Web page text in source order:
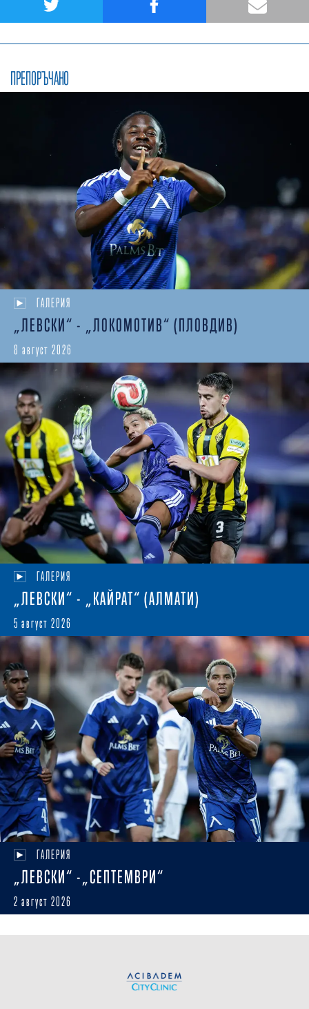
ПРЕПОРЪЧАНО
ГАЛЕРИЯ
„ЛЕВСКИ“ - „ЛОКОМОТИВ“ (ПЛОВДИВ)
8 август 2026
ГАЛЕРИЯ
„ЛЕВСКИ“ - „КАЙРАТ“ (АЛМАТИ)
5 август 2026
ГАЛЕРИЯ
„ЛЕВСКИ“ -„СЕПТЕМВРИ“
2 август 2026